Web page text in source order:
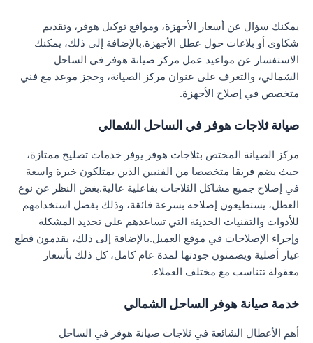
يمكنك سؤال عن أسعار الأجهزة، ومواقع توكيل هوفر، وتقديم
شكاوى أو بلاغات حول عطل الأجهزة.بالإضافة إلى ذلك، يمكنك
الاستفسار عن مواعيد عمل مركز صيانة هوفر في الساحل
الشمالي، والتعرف على عنوان مركز الصيانة، وحجز موعد مع فني
متخصص في إصلاح الأجهزة.
صيانة ثلاجات هوفر في الساحل الشمالي
مركز الصيانة المختص بثلاجات هوفر يوفر خدمات تصليح ممتازة،
حيث يضم فريقا متخصصا من الفنيين الذين يمتلكون خبرة واسعة
في إصلاح جميع مشاكل الثلاجات بفاعلية عالية.بغض النظر عن نوع
العطل، يستطيعون إصلاحه بسرعة فائقة، وذلك بفضل استخدامهم
للأدوات والتقنيات الحديثة التي تساعدهم على تحديد المشكلة
وإجراء الإصلاحات في موقع العميل.بالإضافة إلى ذلك، يقدمون قطع
غيار أصلية ويضمنون جودتها لمدة عام كامل، كل ذلك بأسعار
معقولة تتناسب مع مختلف العملاء.
خدمة صيانة هوفر الساحل الشمالي
أهم الأعطال الشائعة في ثلاجات صيانة هوفر في الساحل